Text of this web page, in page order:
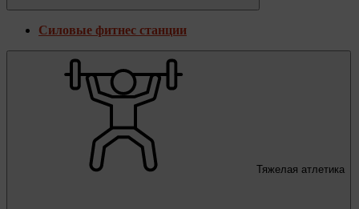
Силовые фитнес станции
Тяжелая атлетика